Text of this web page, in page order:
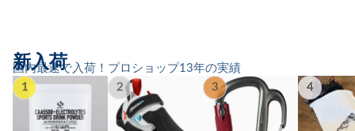
国内最速で入荷！プロショップ13年の実績
新入荷
1 2 3 4